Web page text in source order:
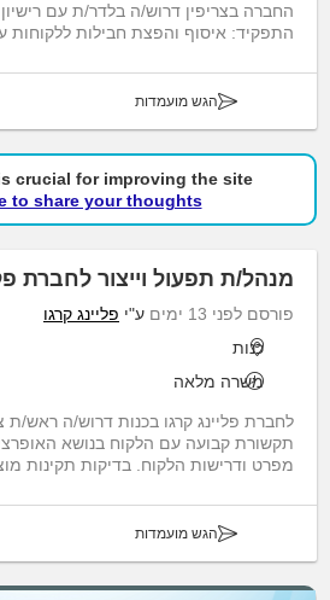
התפקיד: איסוף והפצת חבילות ללקוחות
הגש מועמדות
crucial for improving the site.
to share your thoughts!
מנהל/ת תפעול וייצור לחברת
פורסם לפני 13 ימים ע"י פליינג קרגו
כנות
משרה מלאה
לחברת פליינג קרגו בכנות דרוש/ה ראש/ת
תקשורת קבועה עם הלקוח בנושא
מפרט ודרישות הלקוח. בדיקות תקינות
הגש מועמדות